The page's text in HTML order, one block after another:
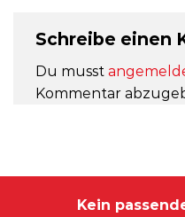
Schreibe einen
Du musst
Kommentar
Kein